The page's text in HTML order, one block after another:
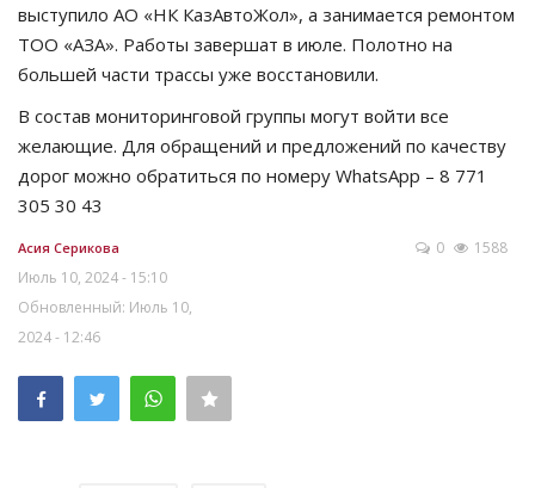
выступило АО «НК КазАвтоЖол», а занимается ремонтом
ТОО «АЗА». Работы завершат в июле. Полотно на
большей части трассы уже восстановили.
В состав мониторинговой группы могут войти все
желающие. Для обращений и предложений по качеству
дорог можно обратиться по номеру WhatsApp – 8 771
305 30 43
Асия Серикова
Июль 10, 2024 - 15:10
Обновленный: Июль 10,
2024 - 12:46
0 1588